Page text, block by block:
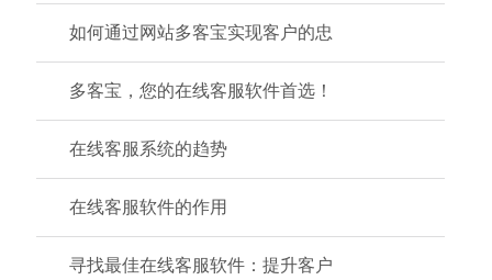
如何通过网站多客宝实现客户的忠
多客宝，您的在线客服软件首选！
在线客服系统的趋势
在线客服软件的作用
寻找最佳在线客服软件：提升客户